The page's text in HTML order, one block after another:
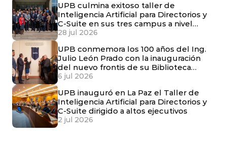
UPB culmina exitoso taller de
Inteligencia Artificial para Directorios y
C-Suite en sus tres campus a nivel
nacional
28 jul 2026
UPB conmemora los 100 años del Ing.
Julio León Prado con la inauguración
del nuevo frontis de su Biblioteca
Central
6 jul 2026
UPB inauguró en La Paz el Taller de
Inteligencia Artificial para Directorios y
C-Suite dirigido a altos ejecutivos
2 jul 2026